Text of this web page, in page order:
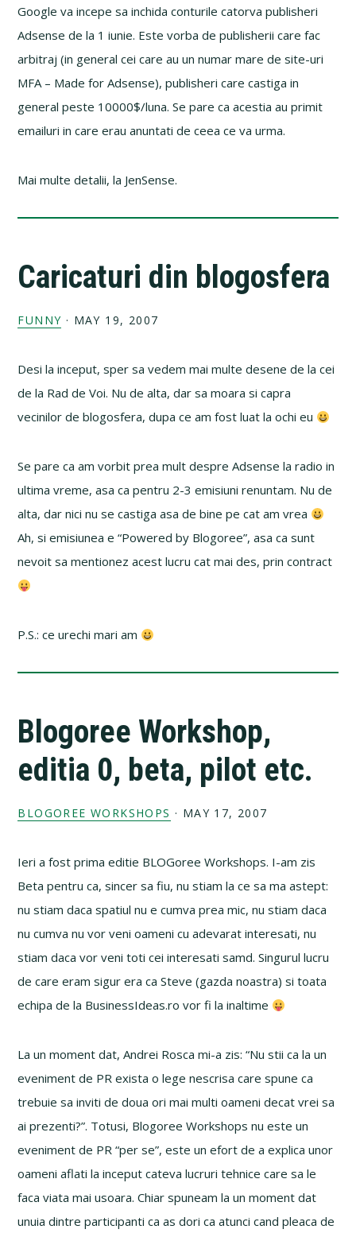
Google va incepe sa inchida conturile catorva publisheri
Adsense de la 1 iunie. Este vorba de publisherii care fac
arbitraj (in general cei care au un numar mare de site-uri
MFA – Made for Adsense), publisheri care castiga in
general peste 10000$/luna. Se pare ca acestia au primit
emailuri in care erau anuntati de ceea ce va urma.
Mai multe detalii, la JenSense.
Caricaturi din blogosfera
FUNNY · MAY 19, 2007
Desi la inceput, sper sa vedem mai multe desene de la cei
de la Rad de Voi. Nu de alta, dar sa moara si capra
vecinilor de blogosfera, dupa ce am fost luat la ochi eu
Se pare ca am vorbit prea mult despre Adsense la radio in
ultima vreme, asa ca pentru 2-3 emisiuni renuntam. Nu de
alta, dar nici nu se castiga asa de bine pe cat am vrea
Ah, si emisiunea e “Powered by Blogoree”, asa ca sunt
nevoit sa mentionez acest lucru cat mai des, prin contract
P.S.: ce urechi mari am
Blogoree Workshop,
editia 0, beta, pilot etc.
BLOGOREE WORKSHOPS · MAY 17, 2007
Ieri a fost prima editie BLOGoree Workshops. I-am zis
Beta pentru ca, sincer sa fiu, nu stiam la ce sa ma astept:
nu stiam daca spatiul nu e cumva prea mic, nu stiam daca
nu cumva nu vor veni oameni cu adevarat interesati, nu
stiam daca vor veni toti cei interesati samd. Singurul lucru
de care eram sigur era ca Steve (gazda noastra) si toata
echipa de la BusinessIdeas.ro vor fi la inaltime
La un moment dat, Andrei Rosca mi-a zis: “Nu stii ca la un
eveniment de PR exista o lege nescrisa care spune ca
trebuie sa inviti de doua ori mai multi oameni decat vrei sa
ai prezenti?”. Totusi, Blogoree Workshops nu este un
eveniment de PR “per se”, este un efort de a explica unor
oameni aflati la inceput cateva lucruri tehnice care sa le
faca viata mai usoara. Chiar spuneam la un moment dat
unuia dintre participanti ca as dori ca atunci cand pleaca de